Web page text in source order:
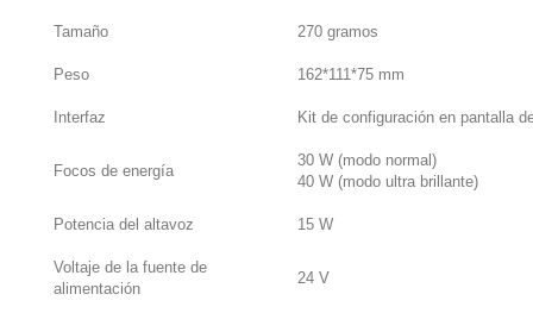
Tamaño 270 gramos
Peso 162*111*75 mm
Interfaz Kit de configuración en pantalla
Focos de energía
30 W (modo normal)
40 W (modo ultra brillante)
Potencia del altavoz 15 W
Voltaje de la fuente de
alimentación
24 V